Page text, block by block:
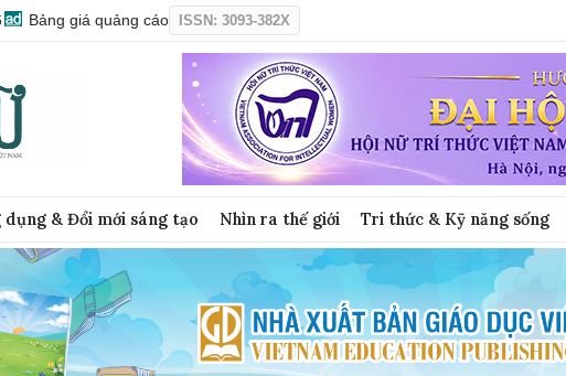
Bảng giá quảng cáo ISSN: 3093-382X
dụng & Đổi mới sáng tạo Nhìn ra thế giới Tri thức & Kỹ năng sống